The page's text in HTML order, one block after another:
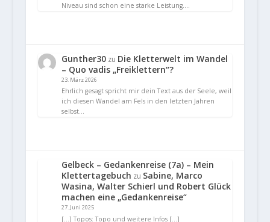
Niveau sind schon eine starke Leistung.…
Gunther30zu Die Kletterwelt im Wandel
– Quo vadis „Freiklettern“?
23. März 2026
Ehrlich gesagt spricht mir dein Text aus der Seele, weil
ich diesen Wandel am Fels in den letzten Jahren
selbst…
Gelbeck – Gedankenreise (7a) – Mein
Klettertagebuch zu Sabine, Marco
Wasina, Walter Schierl und Robert Glück
machen eine „Gedankenreise“
27. Juni 2025
[…] Topos: Topo und weitere Infos […]